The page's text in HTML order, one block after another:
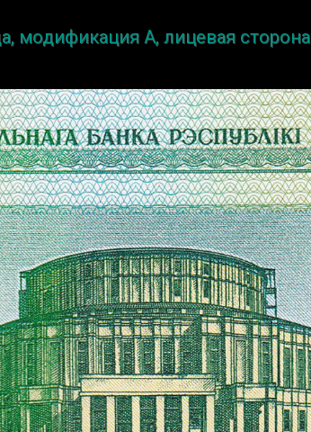
модификация A, лицевая сторона